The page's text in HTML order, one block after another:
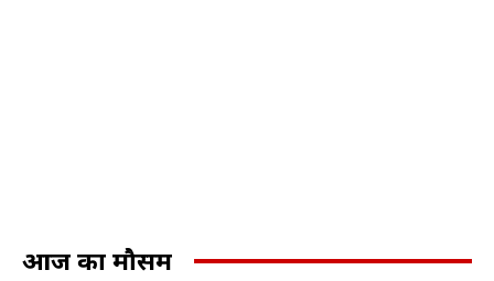
आज का मौसम